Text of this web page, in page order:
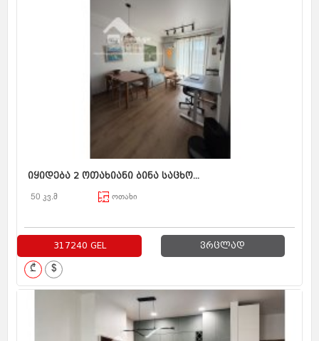
იყიდება 2 ოთახიანი ბინა საცხო...
50 კვ.მ ოთახი
317240 GEL ვრცლად
₾ $